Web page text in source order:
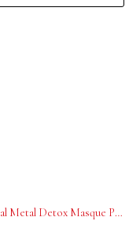
L’Oréal Metal Detox Masque Professionnel 250mL